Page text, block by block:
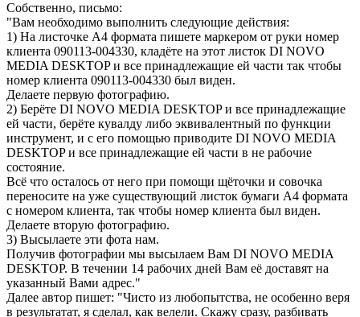
Собственно, письмо:
"Вам необходимо выполнить следующие действия:
1) На листочке А4 формата пишете маркером от руки номер
клиента 090113-004330, кладёте на этот листок DI NOVO
MEDIA DESKTOP и все принадлежащие ей части так чтобы
номер клиента 090113-004330 был виден.
Делаете первую фотографию.
2) Берёте DI NOVO MEDIA DESKTOP и все принадлежащие
ей части, берёте кувалду либо эквивалентный по функции
инструмент, и с его помощью приводите DI NOVO MEDIA
DESKTOP и все принадлежащие ей части в не рабочие
состояние.
Всё что осталось от него при помощи щёточки и совочка
переносите на уже существующий листок бумаги А4 формата
с номером клиента, так чтобы номер клиента был виден.
Делаете вторую фотографию.
3) Высылаете эти фота нам.
Получив фотографии мы высылаем Вам DI NOVO MEDIA
DESKTOP. В течении 14 рабочих дней Вам её доставят на
указанный Вами адрес."
Далее автор пишет: "Чисто из любопытства, не особенно веря
в результатат, я сделал, как велели. Скажу сразу, разбивать